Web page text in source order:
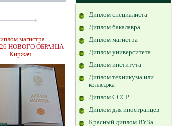
магистра
НОВОГО ОБРАЗЦА
Киржач
Диплом специалиста
Диплом бакалавра
Диплом магистра
Диплом университета
Диплом института
Диплом техникума или
колледжа
Диплом СССР
Диплом для иностранцев
Красный диплом ВУЗа